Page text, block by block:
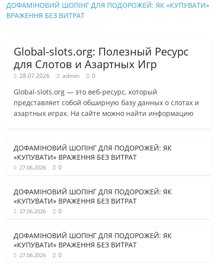
ДОФАМІНОВИЙ ШОПІНГ ДЛЯ ПОДОРОЖЕЙ: ЯК «КУПУВАТИ»
ВРАЖЕННЯ БЕЗ ВИТРАТ
Global-slots.org: Полезный Ресурс
для Слотов и Азартных Игр
28.07.2026 admin 0
Global-slots.org — это веб-ресурс, который
представляет собой обширную базу данных о слотах и
азартных играх. На сайте можно найти информацию
ДОФАМІНОВИЙ ШОПІНГ ДЛЯ ПОДОРОЖЕЙ: ЯК
«КУПУВАТИ» ВРАЖЕННЯ БЕЗ ВИТРАТ
27.06.2026 0
ДОФАМІНОВИЙ ШОПІНГ ДЛЯ ПОДОРОЖЕЙ: ЯК
«КУПУВАТИ» ВРАЖЕННЯ БЕЗ ВИТРАТ
27.06.2026 0
ДОФАМІНОВИЙ ШОПІНГ ДЛЯ ПОДОРОЖЕЙ: ЯК
«КУПУВАТИ» ВРАЖЕННЯ БЕЗ ВИТРАТ
27.06.2026 0